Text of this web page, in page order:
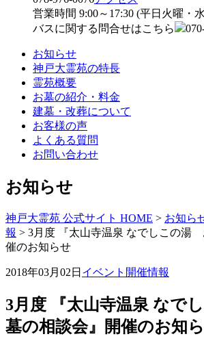
営業時間 9:00～17:30 (平日火曜・
バスに関する問合せはこちら
お知らせ
神戸大霊苑の特長
霊苑概要
お墓の紹介・料金
建墓・改葬について
お客様の声
よくある質問
お問い合わせ
お知らせ
神戸大霊苑 公式サイト HOME > お知ら
報 > 3月度 『太山寺温泉 なでしこの湯
催のお知らせ
2018年03月02日 イベント開催情報
3月度 『太山寺温泉 なで
墓の相談会』開催のお知